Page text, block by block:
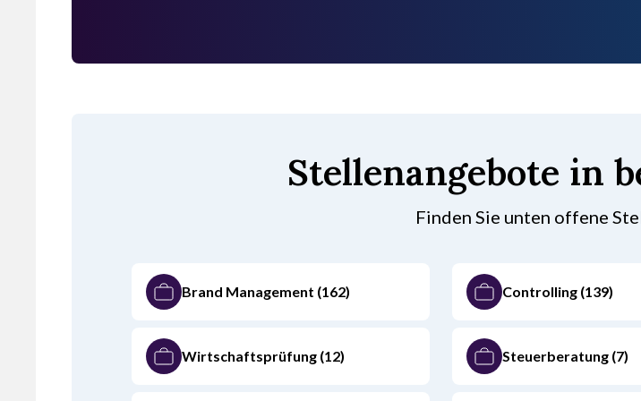
Stellenangebote in
Finden Sie unten offene
Brand Management (162) Controlling (139)
Wirtschaftsprüfung (12) Steuerberatung (7)